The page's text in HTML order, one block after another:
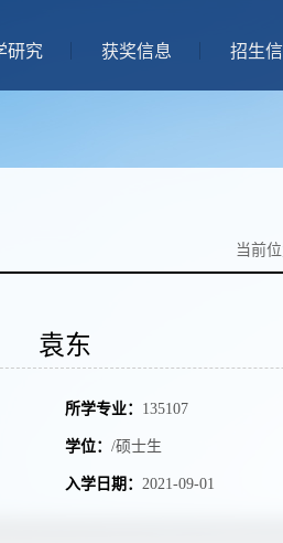
研究 获奖信息 招生
当前
袁东
所学专业： 135107
学位： /硕士生
入学日期： 2021-09-01